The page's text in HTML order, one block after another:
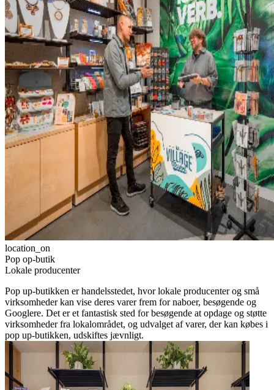
location_on
Pop op-butik
Lokale producenter
Pop up-butikken er handelsstedet, hvor lokale producenter og små
virksomheder kan vise deres varer frem for naboer, besøgende og
Googlere. Det er et fantastisk sted for besøgende at opdage og støtte
virksomheder fra lokalområdet, og udvalget af varer, der kan købes i
pop up-butikken, udskiftes jævnligt.